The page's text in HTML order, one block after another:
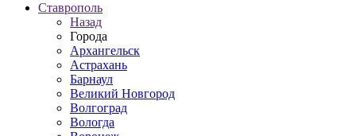
Ставрополь
Назад
Города
Архангельск
Астрахань
Барнаул
Великий Новгород
Волгоград
Вологда